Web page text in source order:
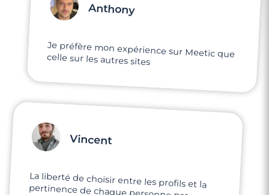
Anthony
Je préfère mon expérience sur Meetic que
celle sur les autres sites
Vincent
La liberté de choisir entre les profils et la
pertinence de chaque personne par
rapport à soi-même. Il y a d'ailleurs la
bonne dose d'infos : ce su'il faut pour avoir